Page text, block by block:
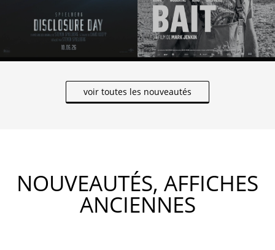
voir toutes les nouveautés
NOUVEAUTÉS, AFFICHES
ANCIENNES